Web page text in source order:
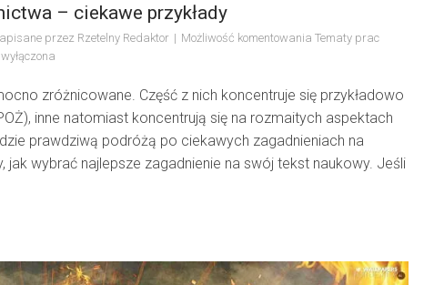
– ciekawe przykłady
przez Rzetelny Redaktor Możliwość komentowania Tematy prac
zróżnicowane. Część z nich koncentruje się przykładowo
inne natomiast koncentrują się na rozmaitych aspektach
prawdziwą podróżą po ciekawych zagadnieniach na
wybrać najlepsze zagadnienie na swój tekst naukowy. Jeśli